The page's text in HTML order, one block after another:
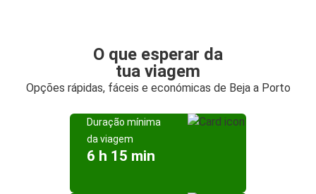
O que esperar da
tua viagem
Opções rápidas, fáceis e económicas de Beja a Porto
Duração mínima
da viagem
6 h 15 min